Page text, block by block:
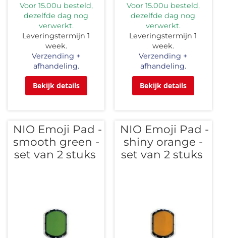
Voor 15.00u besteld,
dezelfde dag nog
verwerkt.
Leveringstermijn 1
week.
Verzending +
afhandeling.
Bekijk details
Voor 15.00u besteld,
dezelfde dag nog
verwerkt.
Leveringstermijn 1
week.
Verzending +
afhandeling.
Bekijk details
NIO Emoji Pad -
smooth green -
set van 2 stuks
NIO Emoji Pad -
shiny orange -
set van 2 stuks